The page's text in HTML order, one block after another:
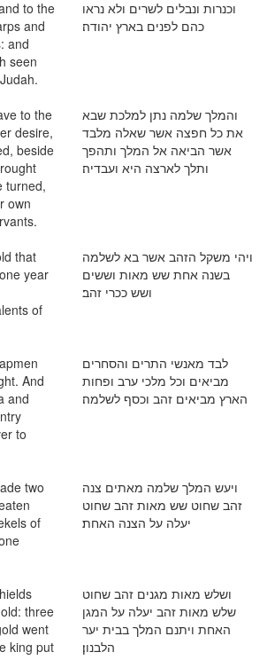
to the
and
and
seen
וכנרות ונבלים לשרים ולא נראו
כהם לפנים בארץ יהודה׃
to the
desire,
beside
turned,
own
והמלך שלמה נתן למלכת שבא
את כל חפצה אשר שאלה מלבד
אשר הביאה אל המלך ותהפך
ותלך לארצה היא ועבדיה׃
that
year
of
ויהי משקל הזהב אשר בא לשלמה
בשנה אחת שש מאות וששים
ושש ככרי זהב׃
And
and
to
לבד מאנשי התרים והסחרים
מביאים וכל מלכי ערב ופחות
הארץ מביאים זהב וכסף לשלמה׃
two
of
ויעש המלך שלמה מאתים צנה
זהב שחוט שש מאות זהב שחוט
יעלה על הצנה האחת׃
three
went
king put
ושלש מאות מגנים זהב שחוט
שלש מאות זהב יעלה על המגן
האחת ויתנם המלך בבית יער
הלבנון׃